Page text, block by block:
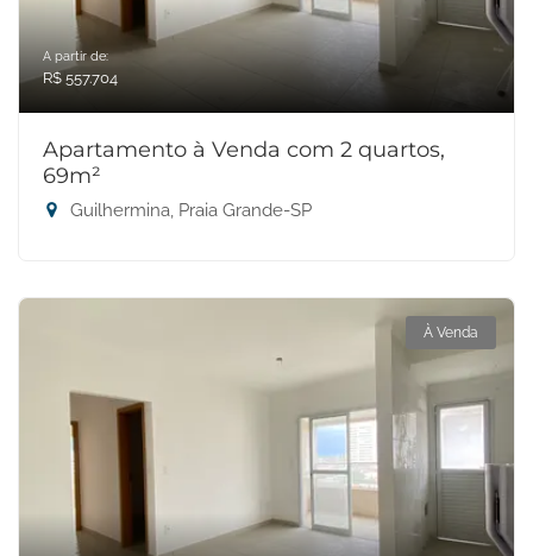
A partir de:
R$ 557.704
Apartamento à Venda com 2 quartos,
69m²
Guilhermina, Praia Grande-SP
À Venda